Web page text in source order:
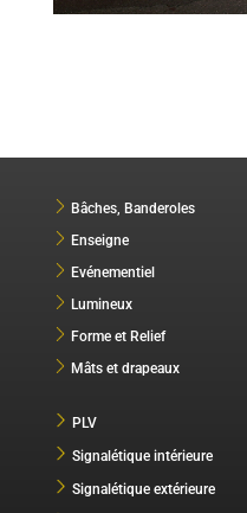
Bâches, Banderoles
Enseigne
Evénementiel
Lumineux
Forme et Relief
Mâts et drapeaux
PLV
Signalétique intérieure
Signalétique extérieure